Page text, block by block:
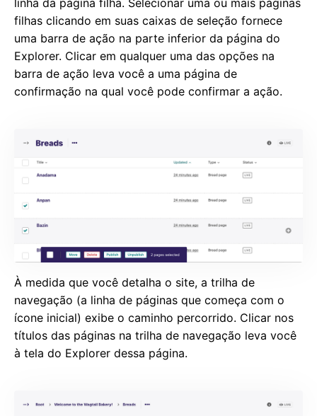
linha da página filha. Selecionar uma ou mais páginas
filhas clicando em suas caixas de seleção fornece
uma barra de ação na parte inferior da página do
Explorer. Clicar em qualquer uma das opções na
barra de ação leva você a uma página de
confirmação na qual você pode confirmar a ação.
À medida que você detalha o site, a trilha de
navegação (a linha de páginas que começa com o
ícone inicial) exibe o caminho percorrido. Clicar nos
títulos das páginas na trilha de navegação leva você
à tela do Explorer dessa página.